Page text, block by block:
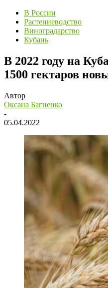
В России
Растениеводство
Виноградарство
Кубань
В 2022 году на
1500 гектаров
Автор
Оксана Багненко
-
05.04.2022